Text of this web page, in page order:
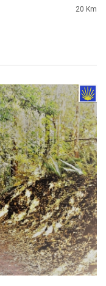
20 Km